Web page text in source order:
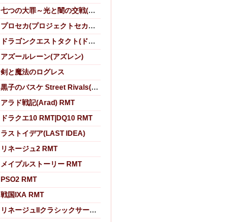
七つの大罪～光と闇の交戦(グラクロ)
プロセカ(プロジェクトセカイ カラフルステージ！)
ドラゴンクエストタクト(ドラクエタクト)
アズールレーン(アズレン)
剣と魔法のログレス
黒子のバスケ Street Rivals(黒バスSR)
アラド戦記(Arad) RMT
ドラクエ10 RMT|DQ10 RMT
ラストイデア(LAST IDEA)
リネージュ2 RMT
メイプルストーリー RMT
PSO2 RMT
戦国IXA RMT
リネージュIIクラシックサービス RMT